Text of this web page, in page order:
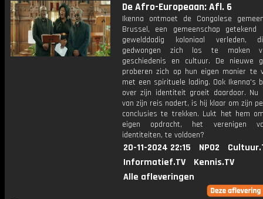
De Afro-Europeaan: Afl. 6
Ikenna ontmoet de Congolese
Brussel, een gemeenschap getekend
gewelddadig koloniaal verleden,
gedwongen zich los te maken
geschiedenis en cultuur. De nieuwe
proberen zich op hun eigen manier te
met een spirituele lading. Ook Ikenna's
over zijn identiteit groeit daardoor. Nu
van zijn reis nadert, is hij klaar om zijn
conclusies te trekken. Lukt het hem
eigen opdracht, het verenigen
identiteiten, te voldoen?
20-11-2024 22:15 NPO2
Informatief.TV
Kennis.TV
Alle afleveringen